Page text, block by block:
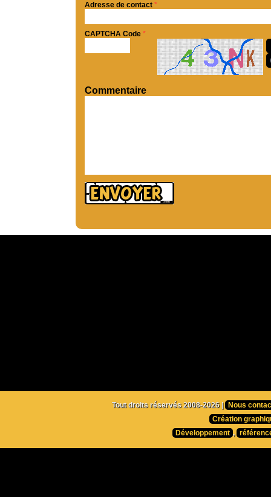
Adresse de contact *
CAPTCHA Code *
Commentaire
Tout droits réservés 2008-2026 |
Nous
Création
Développement ,